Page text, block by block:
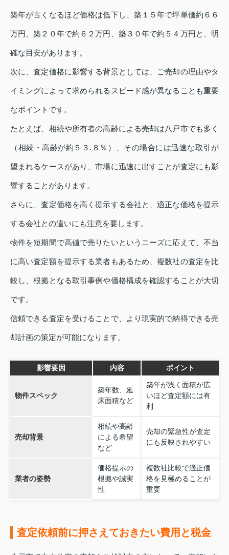
築年が古くなるほど価格は低下し、築１５年で坪単価約６６
万円、築２０年で約６２万円、築３０年で約５４万円と、明
確な目安があります。
次に、査定価格に影響する背景としては、ご売却の理由やタ
イミングによって求められるスピード感が異なることも重要
なポイントです。
たとえば、相続や所有者の高齢による売却は八戸市でも多く
（相続・高齢が約５３.８％）、その場合には迅速な取引が
望まれるケースがあり、市場に迅速に出すことが査定にも影
響することがあります。
さらに、査定価格を高く提示する会社と、適正な価格を提示
する会社との違いにも注意を要します。
物件を短期間で高値で売りたいというニーズに応えて、不当
に高い査定額を提示する業者もあるため、複数社の査定を比
較し、根拠となる取引事例や価格構成を確認することが大切
です。
信頼できる査定を受けることで、より現実的で納得できる売
却計画の策定が可能になります。
影響要因 内容 ポイント
物件スペック
築年数、延
床面積など
築年が浅く面積が広
いほど査定額には有
利
売却背景
相続や高齢
による希望
など
売却の緊急性が査定
にも反映されやすい
業者の姿勢
価格提示の
根拠や誠実
性
複数社比較で適正価
格を見極めることが
重要
査定依頼前に押さえておきたい費用と税金